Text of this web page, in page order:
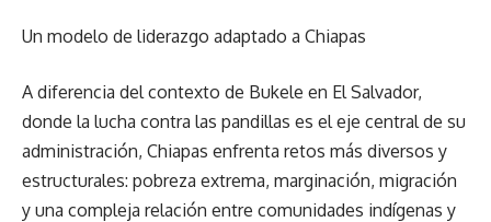
Un modelo de liderazgo adaptado a Chiapas
A diferencia del contexto de Bukele en El Salvador,
donde la lucha contra las pandillas es el eje central de su
administración, Chiapas enfrenta retos más diversos y
estructurales: pobreza extrema, marginación, migración
y una compleja relación entre comunidades indígenas y